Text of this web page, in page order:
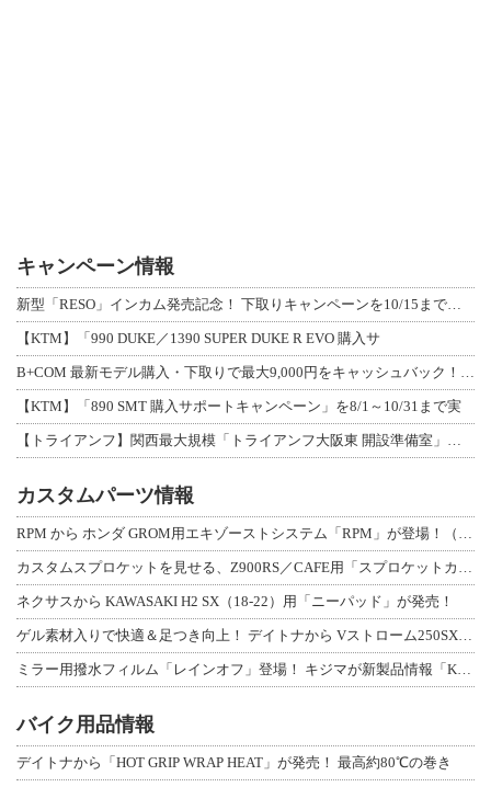
キャンペーン情報
新型「RESO」インカム発売記念！ 下取りキャンペーンを10/15まで延長して開
【KTM】「990 DUKE／1390 SUPER DUKE R EVO 購入サ
B+COM 最新モデル購入・下取りで最大9,000円をキャッシュバック！「B+F
【KTM】「890 SMT 購入サポートキャンペーン」を8/1～10/31まで実
【トライアンフ】関西最大規模「トライアンフ大阪東 開設準備室」がオープン！ 限定
カスタムパーツ情報
RPM から ホンダ GROM用エキゾーストシステム「RPM」が登場！（動画あり
カスタムスプロケットを見せる、Z900RS／CAFE用「スプロケットカバーフルキ
ネクサスから KAWASAKI H2 SX（18-22）用「ニーパッド」が発売！
ゲル素材入りで快適＆足つき向上！ デイトナから Vストローム250SX用「快適ロ
ミラー用撥水フィルム「レインオフ」登場！ キジマが新製品情報「KIJIMA NE
バイク用品情報
デイトナから「HOT GRIP WRAP HEAT」が発売！ 最高約80℃の巻き